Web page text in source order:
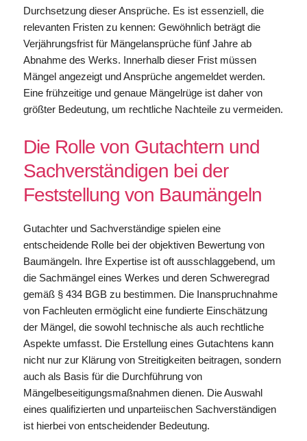
Durchsetzung dieser Ansprüche. Es ist essenziell, die
relevanten Fristen zu kennen: Gewöhnlich beträgt die
Verjährungsfrist für Mängelansprüche fünf Jahre ab
Abnahme des Werks. Innerhalb dieser Frist müssen
Mängel angezeigt und Ansprüche angemeldet werden.
Eine frühzeitige und genaue Mängelrüge ist daher von
größter Bedeutung, um rechtliche Nachteile zu vermeiden.
Die Rolle von Gutachtern und
Sachverständigen bei der
Feststellung von Baumängeln
Gutachter und Sachverständige spielen eine
entscheidende Rolle bei der objektiven Bewertung von
Baumängeln. Ihre Expertise ist oft ausschlaggebend, um
die Sachmängel eines Werkes und deren Schweregrad
gemäß § 434 BGB zu bestimmen. Die Inanspruchnahme
von Fachleuten ermöglicht eine fundierte Einschätzung
der Mängel, die sowohl technische als auch rechtliche
Aspekte umfasst. Die Erstellung eines Gutachtens kann
nicht nur zur Klärung von Streitigkeiten beitragen, sondern
auch als Basis für die Durchführung von
Mängelbeseitigungsmaßnahmen dienen. Die Auswahl
eines qualifizierten und unparteiischen Sachverständigen
ist hierbei von entscheidender Bedeutung.